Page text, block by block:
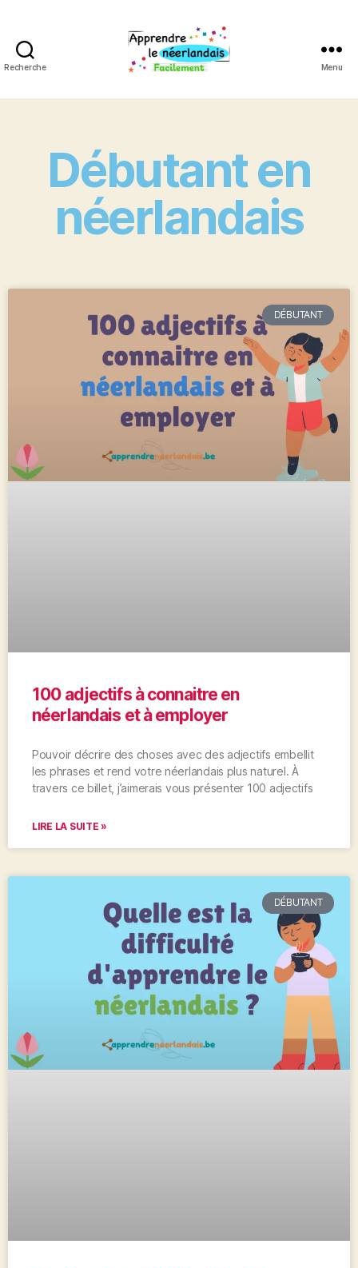
Recherche Menu
Débutant en
néerlandais
DÉBUTANT
100 adjectifs à connaitre en
néerlandais et à employer
Pouvoir décrire des choses avec des adjectifs embellit
les phrases et rend votre néerlandais plus naturel. À
travers ce billet, j’aimerais vous présenter 100 adjectifs
LIRE LA SUITE »
DÉBUTANT